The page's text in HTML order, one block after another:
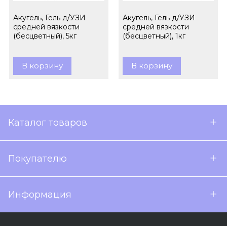
Акугель, Гель д/УЗИ
средней вязкости
(бесцветный), 5кг
В корзину
Акугель, Гель д/УЗИ
средней вязкости
(бесцветный), 1кг
В корзину
Каталог товаров
Покупателю
Информация